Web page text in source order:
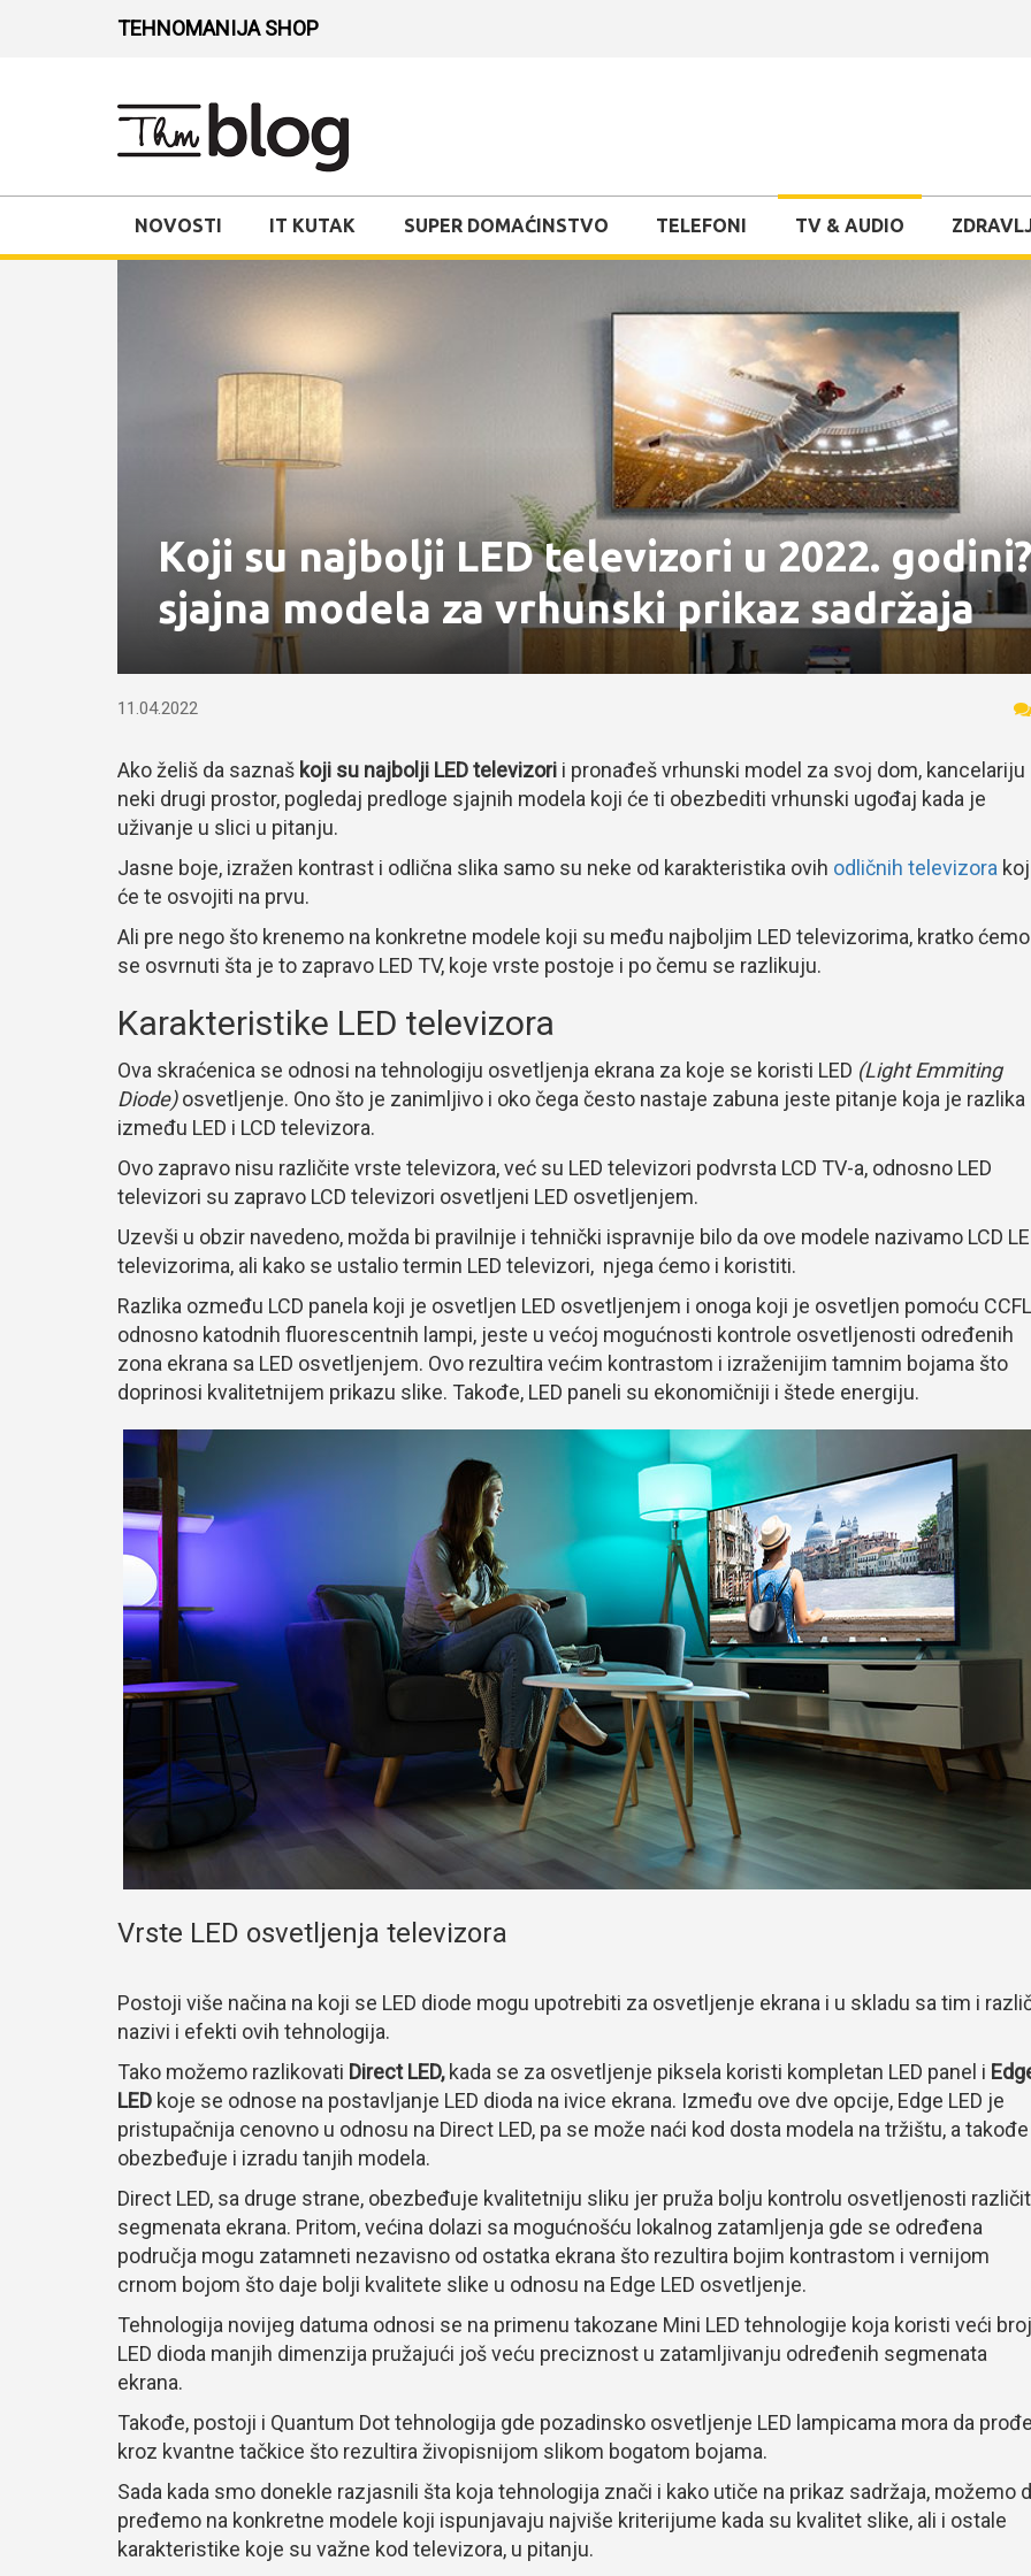
TEHNOMANIJA SHOP
NOVOSTI IT KUTAK SUPER DOMAĆINSTVO TELEFONI TV & AUDIO
Koji su najbolji LED televizori u 2022.
sjajna modela za vrhunski prikaz sadržaja
11.04.2022
Ako želiš da saznaš koji su najbolji LED televizori i pronađeš vrhunski model za svoj dom, kancelariju
neki drugi prostor, pogledaj predloge sjajnih modela koji će ti obezbediti vrhunski ugođaj kada je
uživanje u slici u pitanju.
Jasne boje, izražen kontrast i odlična slika samo su neke od karakteristika ovih odličnih televizora
će te osvojiti na prvu.
Ali pre nego što krenemo na konkretne modele koji su među najboljim LED televizorima, kratko ćemo
se osvrnuti šta je to zapravo LED TV, koje vrste postoje i po čemu se razlikuju.
Karakteristike LED televizora
Ova skraćenica se odnosi na tehnologiju osvetljenja ekrana za koje se koristi LED (Light Emmiting
Diode)osvetljenje. Ono što je zanimljivo i oko čega često nastaje zabuna jeste pitanje koja je razlika
između LED i LCD televizora.
Ovo zapravo nisu različite vrste televizora, već su LED televizori podvrsta LCD TV-a, odnosno LED
televizori su zapravo LCD televizori osvetljeni LED osvetljenjem.
Uzevši u obzir navedeno, možda bi pravilnije i tehnički ispravnije bilo da ove modele nazivamo LCD
televizorima, ali kako se ustalio termin LED televizori, njega ćemo i koristiti.
Razlika ozmeđu LCD panela koji je osvetljen LED osvetljenjem i onoga koji je osvetljen pomoću
odnosno katodnih fluorescentnih lampi, jeste u većoj mogućnosti kontrole osvetljenosti određenih
zona ekrana sa LED osvetljenjem. Ovo rezultira većim kontrastom i izraženijim tamnim bojama što
doprinosi kvalitetnijem prikazu slike. Takođe, LED paneli su ekonomičniji i štede energiju.
Vrste LED osvetljenja televizora
Postoji više načina na koji se LED diode mogu upotrebiti za osvetljenje ekrana i u skladu sa tim i
nazivi i efekti ovih tehnologija.
Tako možemo razlikovati Direct LED,kada se za osvetljenje piksela koristi kompletan LED panel i
LED koje se odnose na postavljanje LED dioda na ivice ekrana. Između ove dve opcije, Edge LED je
pristupačnija cenovno u odnosu na Direct LED, pa se može naći kod dosta modela na tržištu, a takođe
obezbeđuje i izradu tanjih modela.
Direct LED, sa druge strane, obezbeđuje kvalitetniju sliku jer pruža bolju kontrolu osvetljenosti
segmenata ekrana. Pritom, većina dolazi sa mogućnošću lokalnog zatamljenja gde se određena
područja mogu zatamneti nezavisno od ostatka ekrana što rezultira bojim kontrastom i vernijom
crnom bojom što daje bolji kvalitete slike u odnosu na Edge LED osvetljenje.
Tehnologija novijeg datuma odnosi se na primenu takozane Mini LED tehnologije koja koristi veći broj
LED dioda manjih dimenzija pružajući još veću preciznost u zatamljivanju određenih segmenata
ekrana.
Takođe, postoji i Quantum Dot tehnologija gde pozadinsko osvetljenje LED lampicama mora da
kroz kvantne tačkice što rezultira živopisnijom slikom bogatom bojama.
Sada kada smo donekle razjasnili šta koja tehnologija znači i kako utiče na prikaz sadržaja, možemo
pređemo na konkretne modele koji ispunjavaju najviše kriterijume kada su kvalitet slike, ali i ostale
karakteristike koje su važne kod televizora, u pitanju.